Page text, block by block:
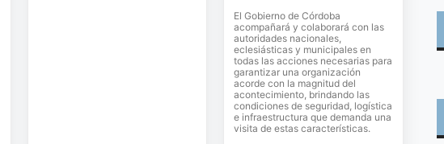
El Gobierno de Córdoba
acompañará y colaborará con las
autoridades nacionales,
eclesiásticas y municipales en
todas las acciones necesarias para
garantizar una organización
acorde con la magnitud del
acontecimiento, brindando las
condiciones de seguridad, logística
e infraestructura que demanda una
visita de estas características.